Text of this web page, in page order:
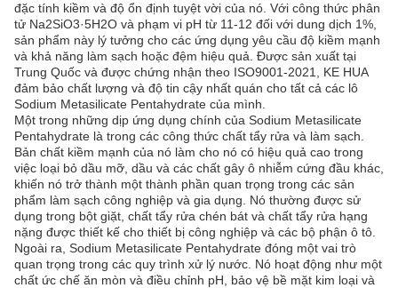
đặc tính kiềm và độ ổn định tuyệt vời của nó. Với công thức phân
tử Na2SiO3·5H2O và phạm vi pH từ 11-12 đối với dung dịch 1%,
sản phẩm này lý tưởng cho các ứng dụng yêu cầu độ kiềm mạnh
và khả năng làm sạch hoặc đệm hiệu quả. Được sản xuất tại
Trung Quốc và được chứng nhận theo ISO9001-2021, KE HUA
đảm bảo chất lượng và độ tin cậy nhất quán cho tất cả các lô
Sodium Metasilicate Pentahydrate của mình.
Một trong những dịp ứng dụng chính của Sodium Metasilicate
Pentahydrate là trong các công thức chất tẩy rửa và làm sạch.
Bản chất kiềm mạnh của nó làm cho nó có hiệu quả cao trong
việc loại bỏ dầu mỡ, dầu và các chất gây ô nhiễm cứng đầu khác,
khiến nó trở thành một thành phần quan trọng trong các sản
phẩm làm sạch công nghiệp và gia dụng. Nó thường được sử
dụng trong bột giặt, chất tẩy rửa chén bát và chất tẩy rửa hạng
nặng được thiết kế cho thiết bị công nghiệp và các bộ phận ô tô.
Ngoài ra, Sodium Metasilicate Pentahydrate đóng một vai trò
quan trọng trong các quy trình xử lý nước. Nó hoạt động như một
chất ức chế ăn mòn và điều chỉnh pH, bảo vệ bề mặt kim loại và